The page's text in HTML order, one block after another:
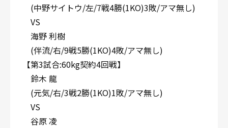
(中野サイトウ/左/7戦4勝(1KO)3敗/アマ無し)
VS
海野 利樹
(伴流/右/9戦5勝(1KO)4敗/アマ無し)
【第3試合:60kg契約4回戦】
鈴木 龍
(元気/右/3戦2勝(1KO)1敗/アマ無し)
VS
谷原 凌